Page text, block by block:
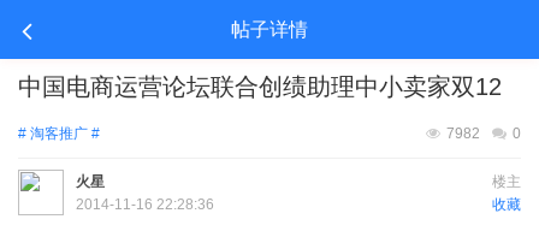
帖子详情
中国电商运营论坛联合创绩助理中小卖家双12
# 淘客推广 # 0
7982
楼主
火星
收藏
2014-11-16 22:28:36